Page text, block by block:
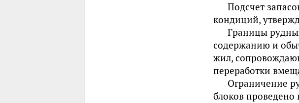
Подсчет
кондиций,
Границы
содержанию и
жил,
переработки
Ограничение
блоков